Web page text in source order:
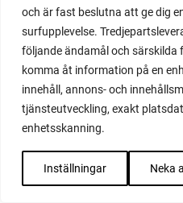
och är fast beslutna att ge dig
surfupplevelse.
följande ändamål och särskilda
komma åt information på en
innehåll, annons- och
tjänsteutveckling, exakt
enhetsskanning.
Inställningar Neka
märgärter
markduk
marmelad
mars
marsvin
mask
maskrosor
mässa